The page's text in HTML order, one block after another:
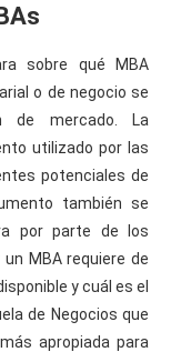
sobre qué MBA
o de negocio se
de mercado. La
utilizado por las
potenciales de
también se
por parte de los
MBA requiere de
y cuál es el
de Negocios que
apropiada para